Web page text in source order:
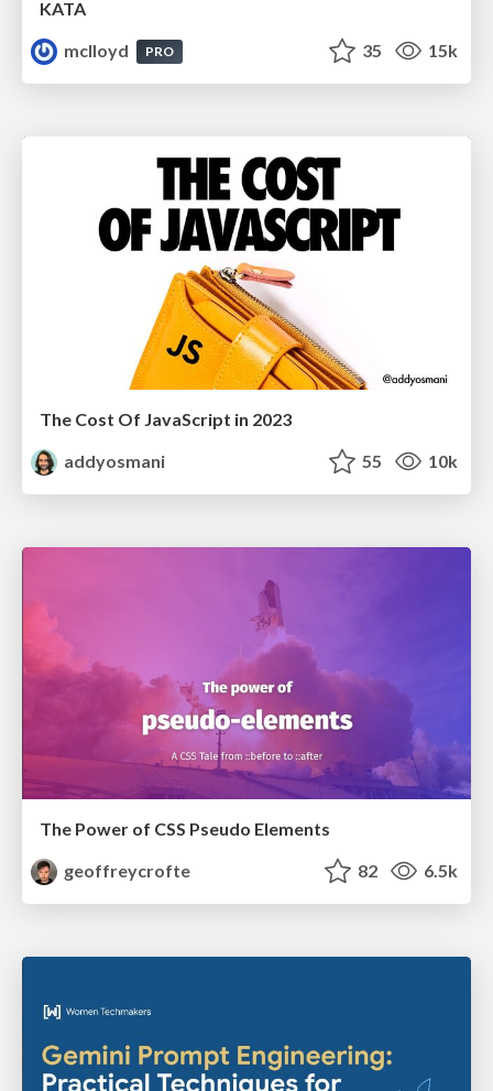
KATA
mclloyd
PRO 35 15k
The Cost Of JavaScript in 2023
addyosmani
55 10k
The Power of CSS Pseudo Elements
geoffreycrofte
82 6.5k